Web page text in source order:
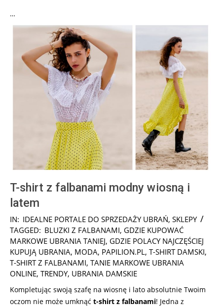
…
T-shirt z falbanami modny wiosną i
latem
2025-
04-
01
IN: IDEALNE PORTALE DO SPRZEDAŻY UBRAŃ, SKLEPY
TAGGED: BLUZKI Z FALBANAMI, GDZIE KUPOWAĆ
MARKOWE UBRANIA TANIEJ, GDZIE POLACY NAJCZĘŚCIEJ
KUPUJĄ UBRANIA, MODA, PAPILION.PL, T-SHIRT DAMSKI,
T-SHIRT Z FALBANAMI, TANIE MARKOWE UBRANIA
ONLINE, TRENDY, UBRANIA DAMSKIE
Kompletując swoją szafę na wiosnę i lato absolutnie Twoim
oczom nie może umknąć t-shirt z falbanami! Jedna z